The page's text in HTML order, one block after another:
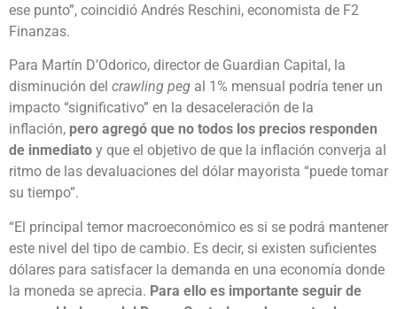
ese punto”, coincidió Andrés Reschini, economista de F2
Finanzas.
Para Martín D’Odorico, director de Guardian Capital, la
disminución del crawling peg al 1% mensual podría tener un
impacto “significativo” en la desaceleración de la
inflación, pero agregó que no todos los precios responden
de inmediato y que el objetivo de que la inflación converja al
ritmo de las devaluaciones del dólar mayorista “puede tomar
su tiempo”.
“El principal temor macroeconómico es si se podrá mantener
este nivel del tipo de cambio. Es decir, si existen suficientes
dólares para satisfacer la demanda en una economía donde
la moneda se aprecia. Para ello es importante seguir de